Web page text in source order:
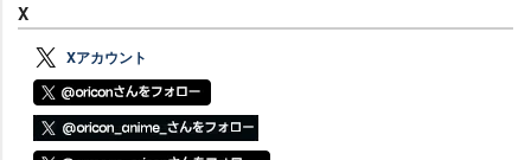
X
Xアカウント